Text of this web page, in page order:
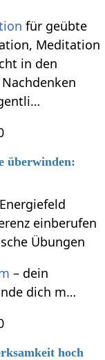
für geübte
Meditation
in den
überwinden:
einberufen
Übungen
– dein
dich m…
hoch